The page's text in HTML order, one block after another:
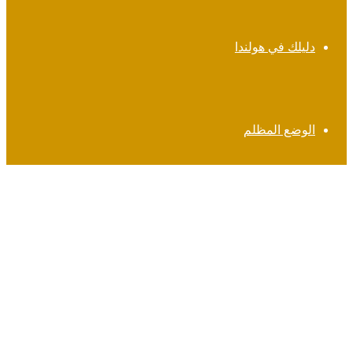
دليلك في هولندا
الوضع المظلم